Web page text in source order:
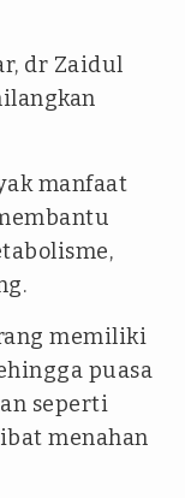
dr Zaidul
manfaat
memiliki
puasa
seperti
menahan